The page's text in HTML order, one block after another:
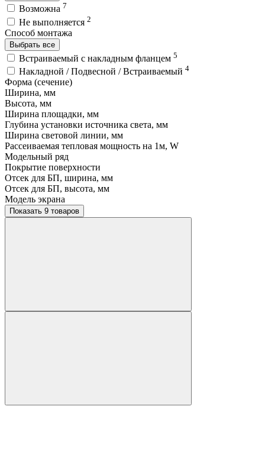
Возможна 7
Не выполняется 2
Способ монтажа
Выбрать все
Встраиваемый с накладным фланцем 5
Накладной / Подвесной / Встраиваемый 4
Форма (сечение)
Ширина, мм
Высота, мм
Ширина площадки, мм
Глубина установки источника света, мм
Ширина световой линии, мм
Рассеиваемая тепловая мощность на 1м, W
Модельный ряд
Покрытие поверхности
Отсек для БП, ширина, мм
Отсек для БП, высота, мм
Модель экрана
Показать 9 товаров